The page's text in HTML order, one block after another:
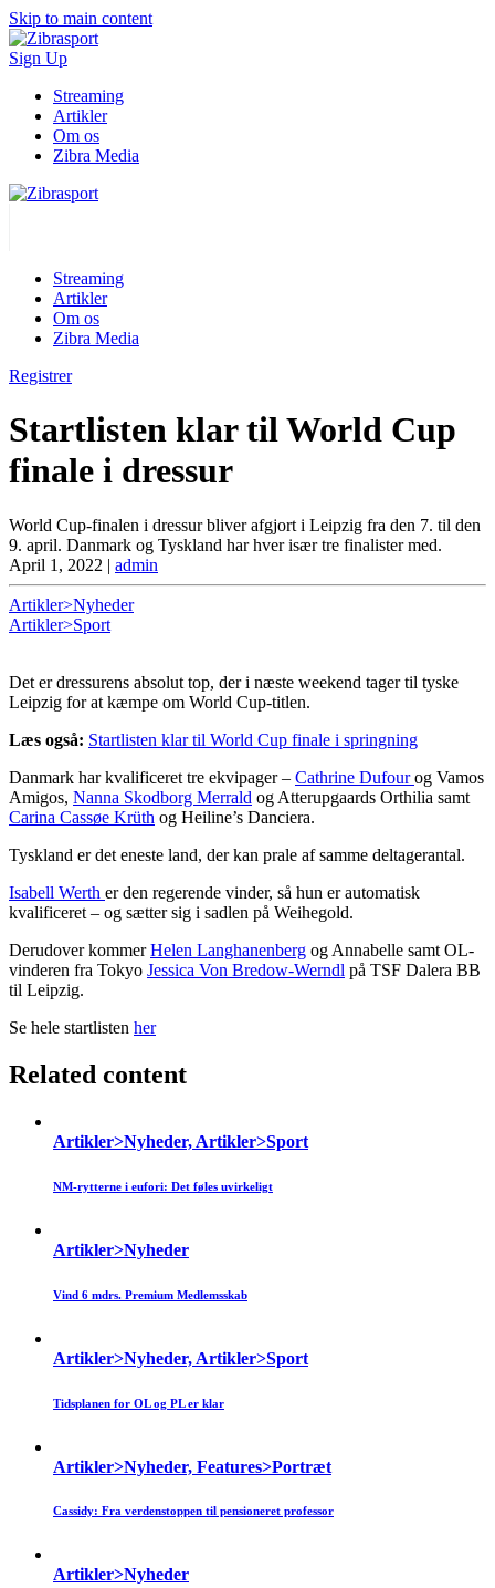
Skip to main content
Sign Up
Streaming
Artikler
Om os
Zibra Media
Streaming
Artikler
Om os
Zibra Media
Registrer
Startlisten klar til World Cup
finale i dressur
World Cup-finalen i dressur bliver afgjort i Leipzig fra den 7. til den
9. april. Danmark og Tyskland har hver især tre finalister med.
April 1, 2022 | admin
Artikler>Nyheder
Artikler>Sport
Det er dressurens absolut top, der i næste weekend tager til tyske
Leipzig for at kæmpe om World Cup-titlen.
Læs også: Startlisten klar til World Cup finale i springning
Danmark har kvalificeret tre ekvipager – Cathrine Dufourog Vamos
Amigos, Nanna Skodborg Merrald og Atterupgaards Orthilia samt
Carina Cassøe Krüth og Heiline’s Danciera.
Tyskland er det eneste land, der kan prale af samme deltagerantal.
Isabell Werth er den regerende vinder, så hun er automatisk
kvalificeret – og sætter sig i sadlen på Weihegold.
Derudover kommerHelen Langhanenberg og Annabelle samt OL-
vinderen fra Tokyo Jessica Von Bredow-Werndl på TSF Dalera BB
til Leipzig.
Se hele startlisten her
Related content
Artikler>Nyheder, Artikler>Sport
NM-rytterne i eufori: Det føles uvirkeligt
Artikler>Nyheder
Vind 6 mdrs. Premium Medlemsskab
Artikler>Nyheder, Artikler>Sport
Tidsplanen for OL og PL er klar
Artikler>Nyheder, Features>Portræt
Cassidy: Fra verdenstoppen til pensioneret professor
Artikler>Nyheder